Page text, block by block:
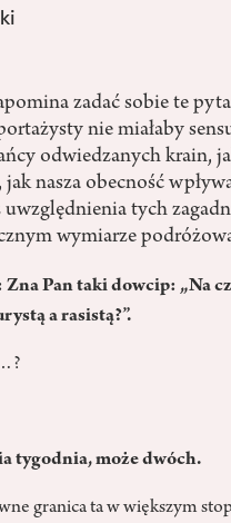
zadać sobie te
nie miałaby
odwiedzanych krain,
nasza obecność
uwzględnienia tych
wymiarze
Zna Pan taki dowcip: „Na
a rasistą?”.
tygodnia, może dwóch.
granica ta w większym